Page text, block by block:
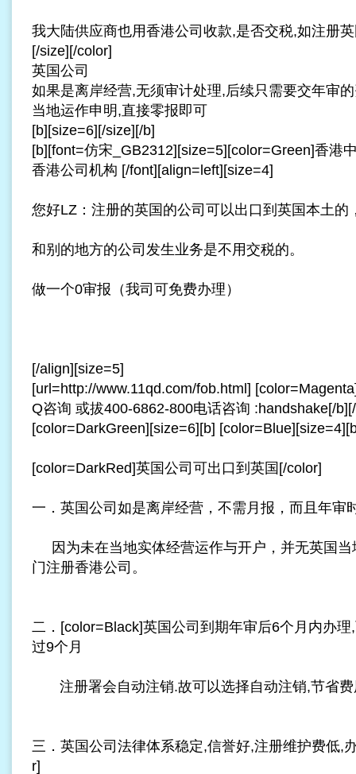
我大陆供应商也用香港公司收款,是否交税,如注册
[/size][/color]
英国公司
如果是离岸经营,无须审计处理,后续只需要交年审
当地运作申明,直接零报即可
[b][size=6][/size][/b]
[b][font=仿宋_GB2312][size=5][color=Green]香港
香港公司机构 [/font][align=left][size=4]
您好LZ：注册的英国的公司可以出口到英国本土的
和别的地方的公司发生业务是不用交税的。
做一个0审报（我司可免费办理）
[/align][size=5]
[url=http://www.11qd.com/fob.html]
Q咨询 或拔400-6862-800电话咨询 :handshake[/
[color=DarkGreen][size=6][b]
[color=DarkRed]英国公司可出口到英国[/color]
一．英国公司如是离岸经营，不需月报，而且年审
因为未在当地实体经营运作与开户，并无英国当
门注册香港公司 。
二．[color=Black]英国公司到期年审后6个月内办
过9个月
注册署会自动注销.故可以选择自动注销,节省费
三．英国公司法律体系稳定,信誉好,注册维护费低,
r]